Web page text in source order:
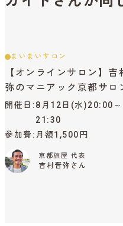
まいまいサロン
【オンラインサロン】吉
弥のマニアック京都サロ
開催日
8月12日(水)20:00～
21:30
参加費
月額1,500円
京都旅屋 代表
吉村晋弥さん